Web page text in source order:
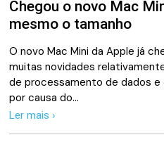
Chegou o novo Mac
mesmo o tamanho
O novo Mac Mini da Apple já
muitas novidades
de processamento de dados
por causa do…
Ler mais ›